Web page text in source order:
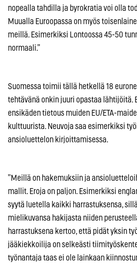
nopealla tahdilla ja byrokratia voi olla
Muualla Euroopassa on myös
meillä. Esimerkiksi Lontoossa 45-50
normaali.”
Suomessa toimii tällä hetkellä 18
tehtävänä onkin juuri opastaa lähtijöitä.
ensikäden tietous muiden EU/ETA-
kulttuurista. Neuvoja saa esimerkiksi
ansioluettelon kirjoittamisessa.
”Meillä on hakemuksiin ja
mallit. Eroja on paljon. Esimerkiksi
syytä luetella kaikki harrastuksensa,
mielikuvansa hakijasta niiden
harrastuksena kertoo, että pidät yksin
jääkiekkoilija on selkeästi
työnantaja taas ei ole lainkaan